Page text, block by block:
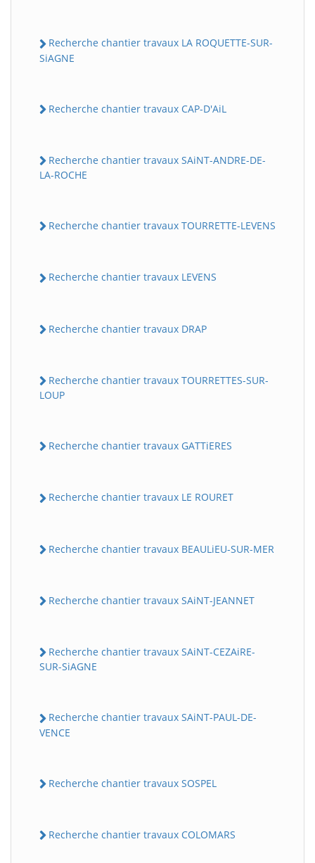
Recherche chantier travaux LA ROQUETTE-SUR-
SiAGNE
Recherche chantier travaux CAP-D'AiL
Recherche chantier travaux SAiNT-ANDRE-DE-
LA-ROCHE
Recherche chantier travaux TOURRETTE-LEVENS
Recherche chantier travaux LEVENS
Recherche chantier travaux DRAP
Recherche chantier travaux TOURRETTES-SUR-
LOUP
Recherche chantier travaux GATTiERES
Recherche chantier travaux LE ROURET
Recherche chantier travaux BEAULiEU-SUR-MER
Recherche chantier travaux SAiNT-JEANNET
Recherche chantier travaux SAiNT-CEZAiRE-
SUR-SiAGNE
Recherche chantier travaux SAiNT-PAUL-DE-
VENCE
Recherche chantier travaux SOSPEL
Recherche chantier travaux COLOMARS